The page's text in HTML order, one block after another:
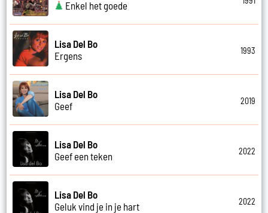
Enkel het goede
Lisa Del Bo
Ergens
1993
Lisa Del Bo
Geef
2019
Lisa Del Bo
Geef een teken
2022
Lisa Del Bo
Geluk vind je in je hart
2022